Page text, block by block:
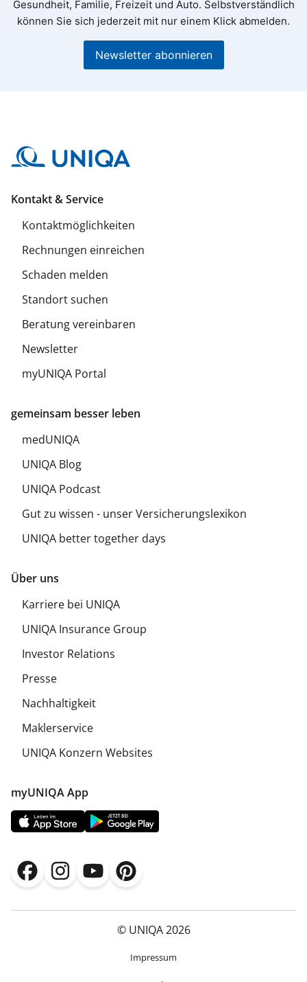
Gesundheit, Familie, Freizeit und Auto. Selbstverständlich
können Sie sich jederzeit mit nur einem Klick abmelden.
Newsletter abonnieren
Kontakt & Service
Kontaktmöglichkeiten
Rechnungen einreichen
Schaden melden
Standort suchen
Beratung vereinbaren
Newsletter
myUNIQA Portal
gemeinsam besser leben
medUNIQA
UNIQA Blog
UNIQA Podcast
Gut zu wissen - unser Versicherungslexikon
UNIQA better together days
Über uns
Karriere bei UNIQA
UNIQA Insurance Group
Investor Relations
Presse
Nachhaltigkeit
Maklerservice
UNIQA Konzern Websites
myUNIQA App
© UNIQA 2026
Impressum